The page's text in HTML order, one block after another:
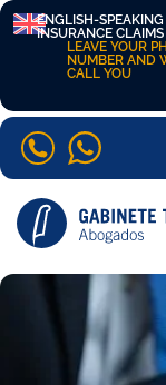
ENGLISH-
INSURANCE CLAIMS
LEAVE YOUR
NUMBER AND
CALL YOU